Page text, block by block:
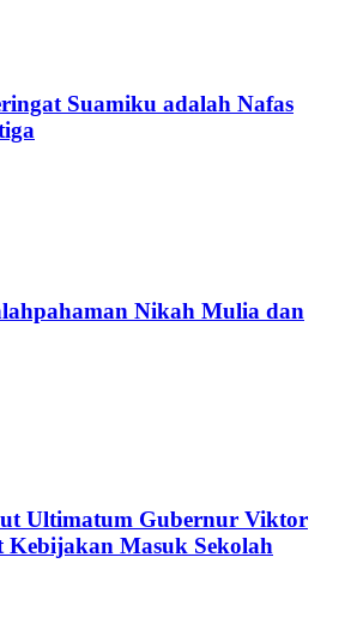
Suamiku adalah Nafas
Nikah Mulia dan
Ultimatum Gubernur Viktor
Masuk Sekolah